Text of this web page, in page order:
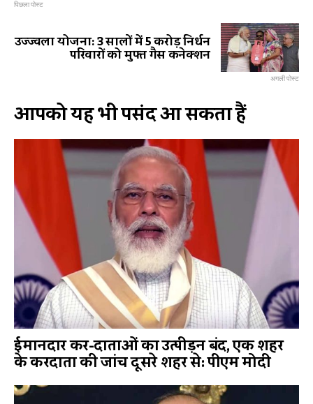
पिछला पोस्ट
उज्ज्वला योजना: 3 सालों में 5 करोड़ निर्धन
परिवारों को मुफ्त गैस कनेक्शन
अगली पोस्ट
आपको यह भी पसंद आ सकता हैं
ईमानदार कर-दाताओं का उत्पीड़न बंद, एक शहर
के करदाता की जांच दूसरे शहर से: पीएम मोदी